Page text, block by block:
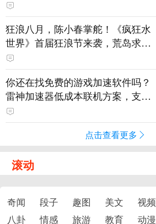
狂浪八月，陈小春掌舵！《疯狂水
世界》首届狂浪节来袭，荒岛求生
直播即将开启
你还在找免费的游戏加速软件吗？
雷神加速器低成本联机方案，支持
免费试用
点击查看更多
滚动
奇闻 段子 趣图 美文 视频
八卦
情感 旅游 教育 动漫